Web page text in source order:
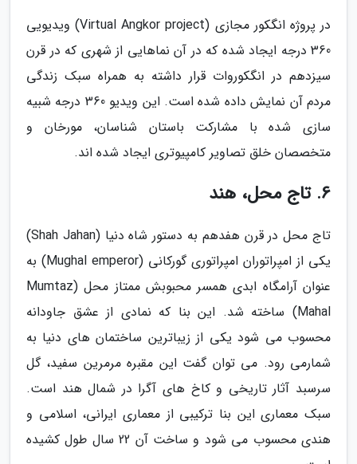
در پروژه انگکور مجازی (Virtual Angkor project) ویدیویی
360 درجه ایجاد شده که در آن نماهایی از شهری که در قرن
سیزدهم در انگکوروات قرار داشته به همراه سبک زندگی
مردم آن نمایش داده شده است. این ویدیو 360 درجه شبیه
سازی شده با مشارکت باستان شناسان، مورخان و
متخصصان خلق تصاویر کامپیوتری ایجاد شده اند.
6. تاج محل، هند
تاج محل در قرن هفدهم به دستور شاه دنیا (Shah Jahan)
یکی از امپراتوران امپراتوری گورکانی (Mughal emperor) به
عنوان آرامگاه ابدی همسر محبوبش ممتاز محل (Mumtaz
Mahal) ساخته شد. این بنا که نمادی از عشق جاودانه
محسوب می شود یکی از زیباترین ساختمان های دنیا به
شمارمی رود. می توان گفت این مقبره مرمرین سفید، گل
سرسبد آثار تاریخی و کاخ های آگرا در شمال هند است.
سبک معماری این بنا ترکیبی از معماری ایرانی، اسلامی و
هندی محسوب می شود و ساخت آن 22 سال طول کشیده